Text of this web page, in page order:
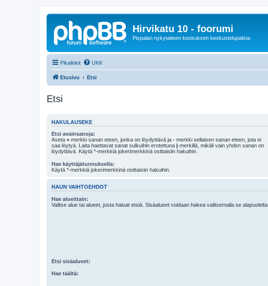
Hirvikatu 10 - foorumi
Pispalan nykytaiteen keskuksen keskustelupalsta
Pikalinkit UKK
Etusivu Etsi
Etsi
HAKULAUSEKE
Etsi avainsanoja:
Aseta + merkki sanan eteen, jonka on löydyttävä ja - merkki sellaisen sanan eteen, jota ei
saa löytyä. Laita haettavat sanat sulkuihin erotettuna |-merkillä, mikäli vain yhden sanan on
löydyttävä. Käytä *-merkkiä jokerimerkkinä osittaisiin hakuihin.
Hae käyttäjätunnuksella:
Käytä *-merkkiä jokerimerkkinä osittaisiin hakuihin.
HAUN VAIHTOEHDOT
Hae alueittain:
Valitse alue tai alueet, josta haluat etsiä. Sisäalueet voidaan hakea valitsemalla se alapuolelta.
Etsi sisäalueet:
Hae täältä: